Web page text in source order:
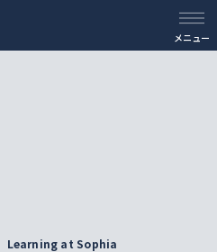
メニュー
Learning at Sophia